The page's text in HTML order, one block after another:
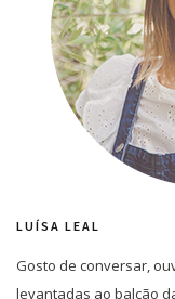
LUÍSA LEAL
Gosto de conversar,
levantadas ao balcão